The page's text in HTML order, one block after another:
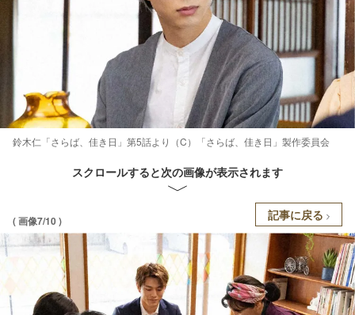
鈴木仁「さらば、佳き日」第5話より（C）「さらば、佳き日」製作委員会
スクロールすると次の画像が表示されます
( 画像7/10 ) 記事に戻る